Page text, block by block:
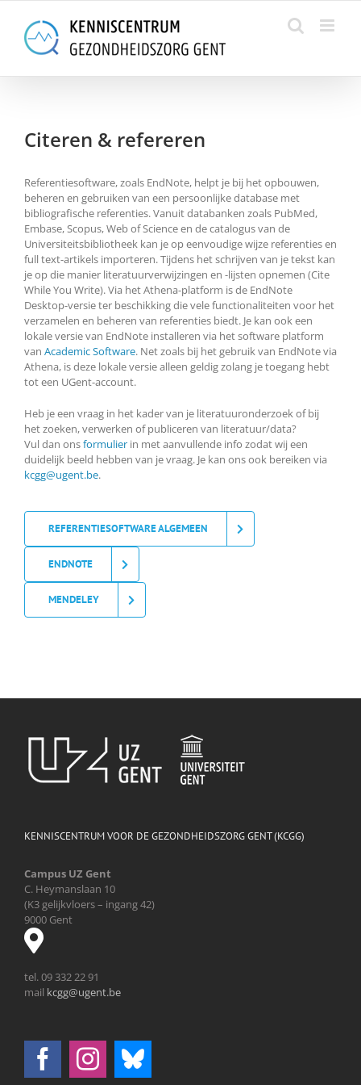
content
Citeren & refereren
Referentiesoftware, zoals EndNote, helpt je bij het opbouwen,
beheren en gebruiken van een persoonlijke database met
bibliografische referenties. Vanuit databanken zoals PubMed,
Embase, Scopus, Web of Science en de catalogus van de
Universiteitsbibliotheek kan je op eenvoudige wijze referenties en
full text-artikels importeren. Tijdens het schrijven van je tekst kan
je op die manier literatuurverwijzingen en -lijsten opnemen (Cite
While You Write). Via het Athena-platform is de EndNote
Desktop-versie ter beschikking die vele functionaliteiten voor het
verzamelen en beheren van referenties biedt. Je kan ook een
lokale versie van EndNote installeren via het software platform
van Academic Software. Net zoals bij het gebruik van EndNote via
Athena, is deze lokale versie alleen geldig zolang je toegang hebt
tot een UGent-account.
Heb je een vraag in het kader van je literatuuronderzoek of bij
het zoeken, verwerken of publiceren van literatuur/data?
Vul dan onsformulierin met aanvullende info zodat wij een
duidelijk beeld hebben van je vraag. Je kan ons ook bereiken via
kcgg@ugent.be.
REFERENTIESOFTWARE ALGEMEEN
ENDNOTE
MENDELEY
KENNISCENTRUM VOOR DE GEZONDHEIDSZORG GENT (KCGG)
Campus UZ Gent
C. Heymanslaan 10
(K3 gelijkvloers – ingang 42)
9000 Gent
tel. 09 332 22 91
mail kcgg@ugent.be